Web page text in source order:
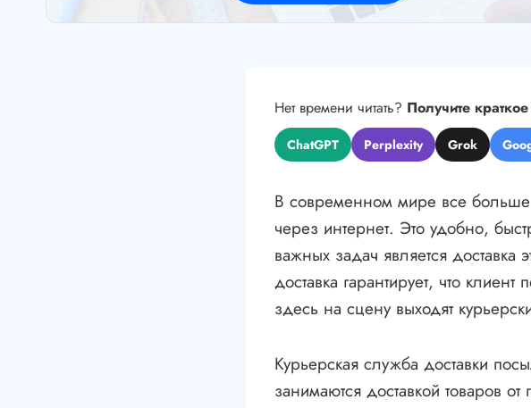
Нет времени читать? Получите
ChatGPT Perplexity Grok
В современном мире все больше
через интернет. Это удобно,
важных задач является
доставка гарантирует, что
здесь на сцену выходят
Курьерская служба доставки
занимаются доставкой товаров